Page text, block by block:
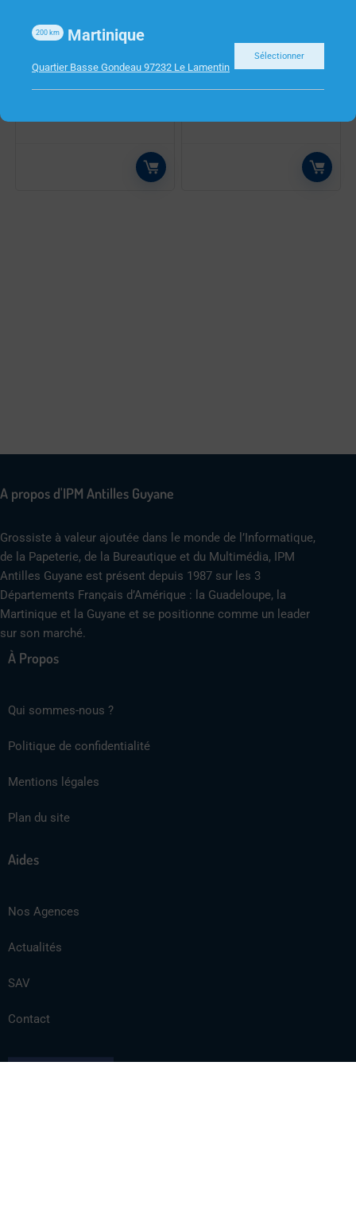
RADIO FM/AM 3.6W
RADIO & RADIO RÉVEIL
RADIO REVEIL FM/AM
A propos d'IPM Antilles Guyane
Grossiste à valeur ajoutée dans le monde de l’Informatique,
de la Papeterie, de la Bureautique et du Multimédia, IPM
Antilles Guyane est présent depuis 1987 sur les 3
Départements Français d’Amérique : la Guadeloupe, la
Martinique et la Guyane et se positionne comme un leader
sur son marché.
À Propos
Qui sommes-nous ?
Politique de confidentialité
Mentions légales
Plan du site
Aides
Nos Agences
Actualités
SAV
Contact
Martinique
200 km
Quartier Basse Gondeau 97232 Le Lamentin
Sélectionner